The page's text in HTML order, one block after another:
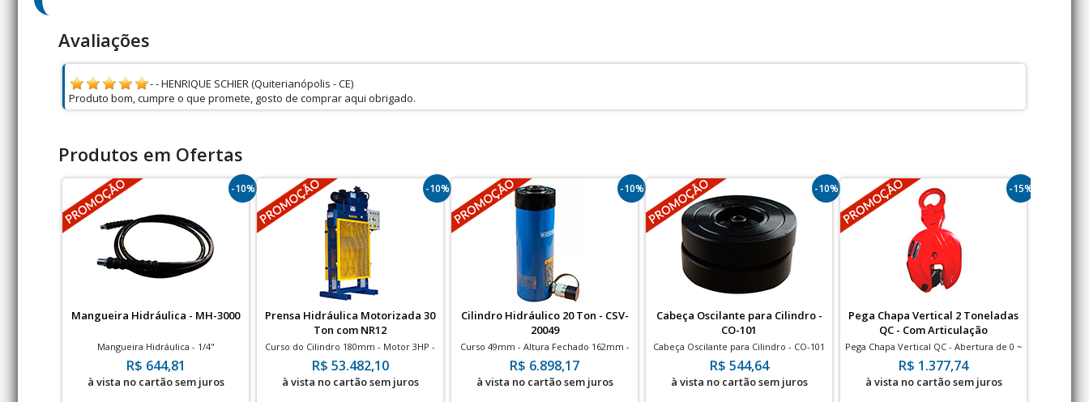
Avaliações
- - HENRIQUE SCHIER (Quiterianópolis - CE)
Produto bom, cumpre o que promete, gosto de comprar aqui obrigado.
Produtos em Ofertas
-10%
Mangueira Hidráulica - MH-3000
Mangueira Hidráulica - 1/4"
R$ 644,81
à vista no cartão sem juros
-10%
Prensa Hidráulica Motorizada 30
Ton com NR12
Curso do Cilindro 180mm - Motor 3HP -
com NR12
R$ 53.482,10
à vista no cartão sem juros
-10%
Cilindro Hidráulico 20 Ton - CSV-
20049
Curso 49mm - Altura Fechado 162mm -
700bar
R$ 6.898,17
à vista no cartão sem juros
-10%
Cabeça Oscilante para Cilindro -
CO-101
Cabeça Oscilante para Cilindro - CO-101
R$ 544,64
à vista no cartão sem juros
-15%
Pega Chapa Vertical 2 Toneladas
QC - Com Articulação
Pega Chapa Vertical QC - Abertura de 0 ~
25 mm
R$ 1.377,74
à vista no cartão sem juros